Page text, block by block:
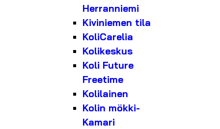
Herranniemi
Kiviniemen tila
KoliCarelia
Kolikeskus
Koli Future
Freetime
Kolilainen
Kolin mökki-
Kamari